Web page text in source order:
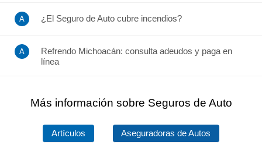
¿El Seguro de Auto cubre incendios?
Refrendo Michoacán: consulta adeudos y paga en
línea
Más información sobre Seguros de Auto
Artículos Aseguradoras de Autos